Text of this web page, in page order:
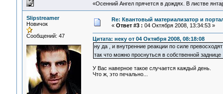
«Осенний Ангел прячется в дождях. В листве
Slipstreamer
Новичок
Сообщений: 47
Re: Квантовый материализатор и
« Ответ #3 : 04 Октября 2008, 13:34:53 »
Цитата: неку от 04 Октября 2008, 08:18:08
ну да , и внутренние реакции по силе
так что можно проснуться в собственной
У Вас наверное такое случается каждый день.
Что ж, это печально...